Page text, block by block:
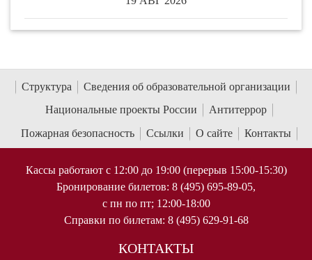
Структура
Сведения об образовательной организации
Национальные проекты России
Антитеррор
Пожарная безопасность
Ссылки О сайте Контакты
Кассы работают с 12:00 до 19:00 (перерыв 15:00-15:30)
Бронирование билетов: 8 (495) 695-89-05,
с пн по пт; 12:00-18:00
Справки по билетам: 8 (495) 629-91-68
КОНТАКТЫ